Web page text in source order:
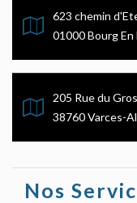
623 chemin
01000 Bourg En
205 Rue du
38760 Varces-
Nos